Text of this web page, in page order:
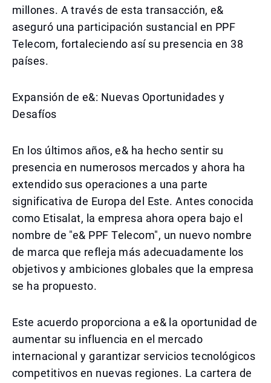
millones. A través de esta transacción, e&
aseguró una participación sustancial en PPF
Telecom, fortaleciendo así su presencia en 38
países.
Expansión de e&: Nuevas Oportunidades y
Desafíos
En los últimos años, e& ha hecho sentir su
presencia en numerosos mercados y ahora ha
extendido sus operaciones a una parte
significativa de Europa del Este. Antes conocida
como Etisalat, la empresa ahora opera bajo el
nombre de "e& PPF Telecom", un nuevo nombre
de marca que refleja más adecuadamente los
objetivos y ambiciones globales que la empresa
se ha propuesto.
Este acuerdo proporciona a e& la oportunidad de
aumentar su influencia en el mercado
internacional y garantizar servicios tecnológicos
competitivos en nuevas regiones. La cartera de